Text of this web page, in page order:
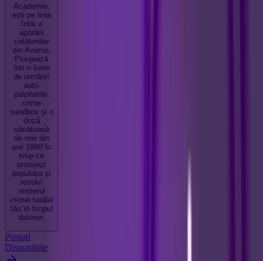
Academie,
ești pe linia
întâi a
apărării
cetățenilor
din Averno.
Plonjează
într-o lume
de urmăriri
auto
palpitante,
crime
sandbox și o
doză
sănătoasă
de noir din
anii 1980 în
timp ce
protejezi
populația și
rezolvi
misterul
crimei tatălui
tău în timpul
datoriei.
Posturi
Disponibile